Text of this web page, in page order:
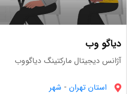
رسانه و سرگرمی
دیاگو وب
آژانس دیجیتال مارکتینگ دیاگووب
استان تهران - شهر